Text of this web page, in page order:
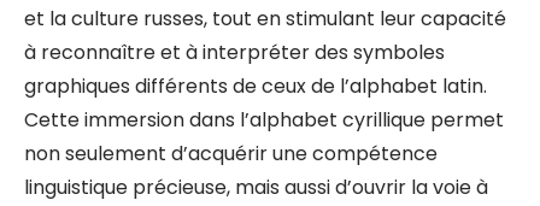
et la culture russes, tout en stimulant leur capacité
à reconnaître et à interpréter des symboles
graphiques différents de ceux de l’alphabet latin.
Cette immersion dans l’alphabet cyrillique permet
non seulement d’acquérir une compétence
linguistique précieuse, mais aussi d’ouvrir la voie à